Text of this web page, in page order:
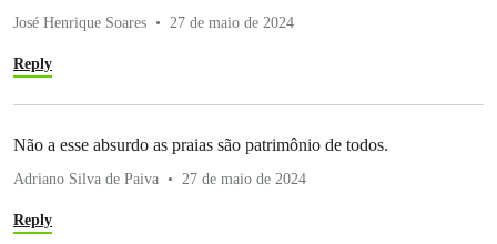
José Henrique Soares 27 de maio de 2024
Reply
Não a esse absurdo as praias são patrimônio de todos.
Adriano Silva de Paiva 27 de maio de 2024
Reply